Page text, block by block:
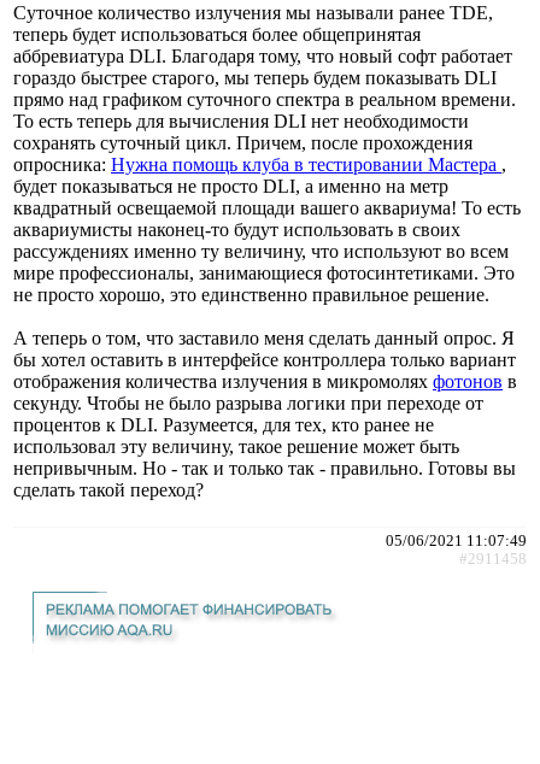
Суточное количество излучения мы называли ранее TDE,
теперь будет использоваться более общепринятая
аббревиатура DLI. Благодаря тому, что новый софт работает
гораздо быстрее старого, мы теперь будем показывать DLI
прямо над графиком суточного спектра в реальном времени.
То есть теперь для вычисления DLI нет необходимости
сохранять суточный цикл. Причем, после прохождения
опросника: Нужна помощь клуба в тестировании Мастера ,
будет показываться не просто DLI, а именно на метр
квадратный освещаемой площади вашего аквариума! То есть
аквариумисты наконец-то будут использовать в своих
рассуждениях именно ту величину, что используют во всем
мире профессионалы, занимающиеся фотосинтетиками. Это
не просто хорошо, это единственно правильное решение.
А теперь о том, что заставило меня сделать данный опрос. Я
бы хотел оставить в интерфейсе контроллера только вариант
отображения количества излучения в микромолях фотонов в
секунду. Чтобы не было разрыва логики при переходе от
процентов к DLI. Разумеется, для тех, кто ранее не
использовал эту величину, такое решение может быть
непривычным. Но - так и только так - правильно. Готовы вы
сделать такой переход?
05/06/2021 11:07:49
#2911458